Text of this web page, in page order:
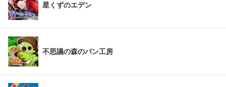
星くずのエデン
不思議の森のパン工房